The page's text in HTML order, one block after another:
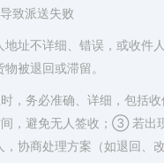
致派送失败
地址不详细、错误，或收
被退回或滞留。
，务必准确、详细，包括
，避免无人签收；③ 若出
协商处理方案（如退回、